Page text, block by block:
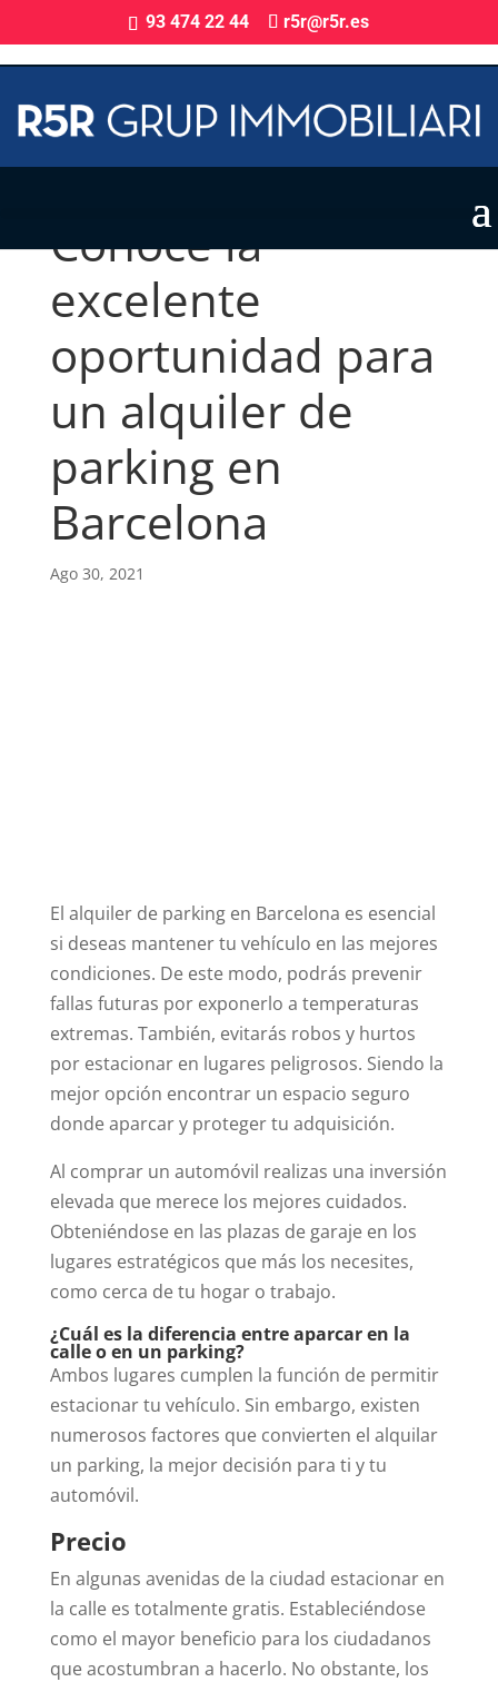
93 474 22 44 r5r@r5r.es
Conoce la
excelente
oportunidad para
un alquiler de
parking en
Barcelona
Ago 30, 2021
El alquiler de parking en Barcelona es esencial
si deseas mantener tu vehículo en las mejores
condiciones. De este modo, podrás prevenir
fallas futuras por exponerlo a temperaturas
extremas. También, evitarás robos y hurtos
por estacionar en lugares peligrosos. Siendo la
mejor opción encontrar un espacio seguro
donde aparcar y proteger tu adquisición.
Al comprar un automóvil realizas una inversión
elevada que merece los mejores cuidados.
Obteniéndose en las plazas de garaje en los
lugares estratégicos que más los necesites,
como cerca de tu hogar o trabajo.
¿Cuál es la diferencia entre aparcar en la
calle o en un parking?
Ambos lugares cumplen la función de permitir
estacionar tu vehículo. Sin embargo, existen
numerosos factores que convierten el alquilar
un parking, la mejor decisión para ti y tu
automóvil.
Precio
En algunas avenidas de la ciudad estacionar en
la calle es totalmente gratis. Estableciéndose
como el mayor beneficio para los ciudadanos
que acostumbran a hacerlo. No obstante, los